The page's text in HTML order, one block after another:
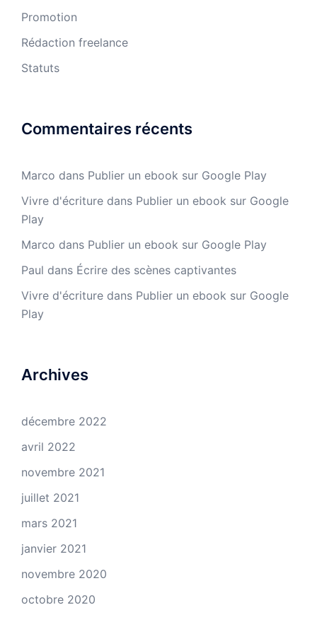
Promotion
Rédaction freelance
Statuts
Commentaires récents
Marco dans Publier un ebook sur Google Play
Vivre d'écriture dans Publier un ebook sur Google
Play
Marco dans Publier un ebook sur Google Play
Paul dans Écrire des scènes captivantes
Vivre d'écriture dans Publier un ebook sur Google
Play
Archives
décembre 2022
avril 2022
novembre 2021
juillet 2021
mars 2021
janvier 2021
novembre 2020
octobre 2020